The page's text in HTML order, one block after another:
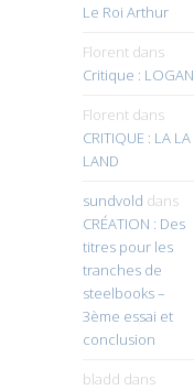
Le Roi Arthur
Florentdans
Critique : LOGAN
Florentdans
CRITIQUE : LA LA
LAND
sundvold dans
CRÉATION : Des
titres pour les
tranches de
steelbooks –
3ème essai et
conclusion
bladd dans